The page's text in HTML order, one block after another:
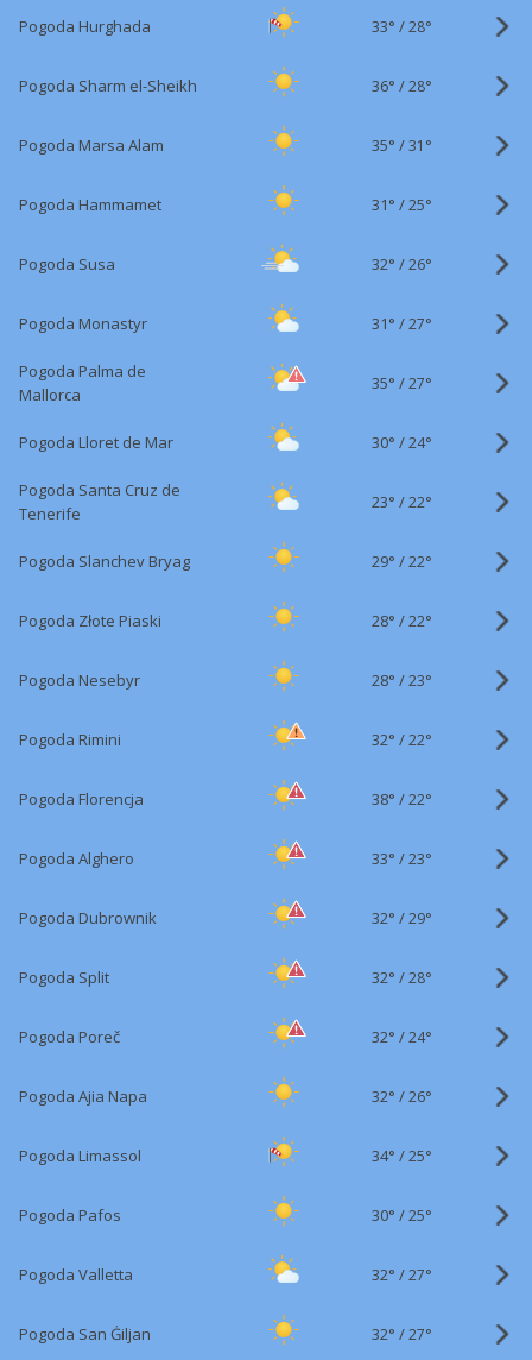
Pogoda Hurghada 33° /28°
Pogoda Sharm el-Sheikh 36° /28°
Pogoda Marsa Alam 35° /31°
Pogoda Hammamet 31° /25°
Pogoda Susa 32° /26°
Pogoda Monastyr 31° /27°
Pogoda Palma de
Mallorca
35° /27°
Pogoda Lloret de Mar 30° /24°
Pogoda Santa Cruz de
Tenerife
23° /22°
Pogoda Slanchev Bryag 29° /22°
Pogoda Złote Piaski 28° /22°
Pogoda Nesebyr 28° /23°
Pogoda Rimini 32° /22°
Pogoda Florencja 38° /22°
Pogoda Alghero 33° /23°
Pogoda Dubrownik 32° /29°
Pogoda Split 32° /28°
Pogoda Poreč 32° /24°
Pogoda Ajia Napa 32° /26°
Pogoda Limassol 34° /25°
Pogoda Pafos 30° /25°
Pogoda Valletta 32° /27°
Pogoda San Ġiljan 32° /27°